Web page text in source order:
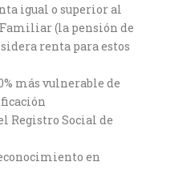
igual o superior al
(la pensión de
renta para estos
más vulnerable de
Registro Social de
en